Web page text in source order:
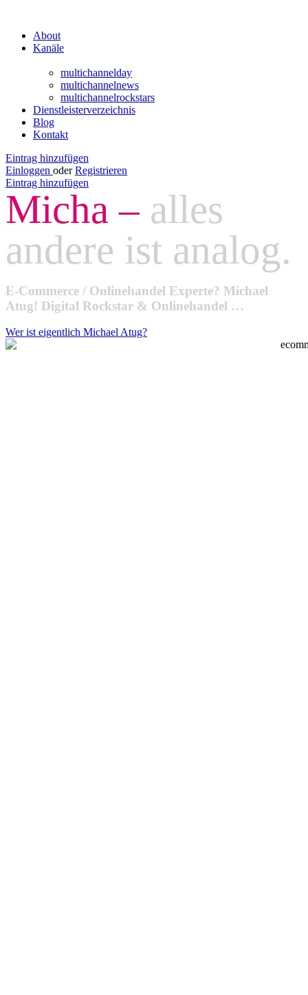
About
Kanäle
multichannelday
multichannelnews
multichannelrockstars
Dienstleisterverzeichnis
Blog
Kontakt
Eintrag hinzufügen
Einloggen oder Registrieren
Eintrag hinzufügen
Micha – alles
andere ist analog.
E-Commerce / Onlinehandel Experte? Michael
Atug! Digital Rockstar & Onlinehandel …
Wer ist eigentlich Michael Atug?